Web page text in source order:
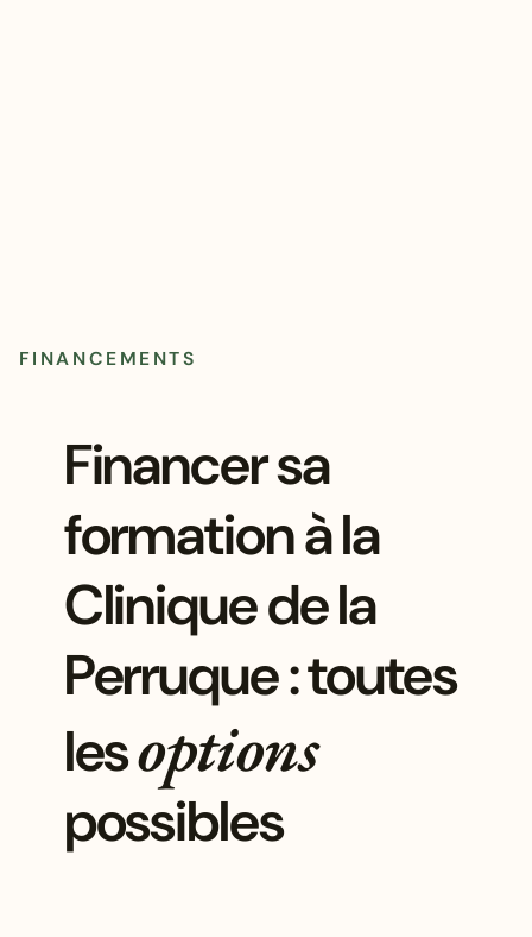
FINANCEMENTS
Financer sa
formation à la
Clinique de la
Perruque : toutes
lesoptions
possibles